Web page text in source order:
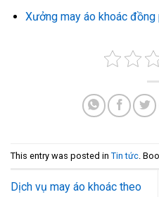
Xưởng may áo khoác
This entry was posted in Tin tức .
Dịch vụ may áo khoác theo